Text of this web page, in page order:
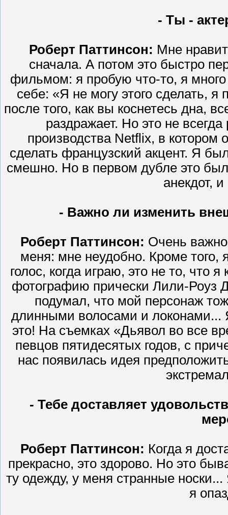
- Ты -
Роберт Паттинсон: Мне
сначала. А потом это быстро
фильмом: я пробую что-то, я
себе: «Я не могу этого сделать, я
после того, как вы коснетесь дна,
раздражает. Но это не
производства Netflix, в
сделать французский акцент. Я
смешно. Но в первом дубле это
анекдот,
- Важно ли изменить
Роберт Паттинсон: Очень
меня: мне неудобно. Кроме того,
голос, когда играю, это не то, что
фотографию прически Лили-Роуз
подумал, что мой персонаж
длинными волосами и локонами...
это! На съемках «Дьявол во все
певцов пятидесятых годов, с
нас появилась идея
- Тебе доставляет
Роберт Паттинсон: Когда я
прекрасно, это здорово. Но это
ту одежду, у меня странные
я